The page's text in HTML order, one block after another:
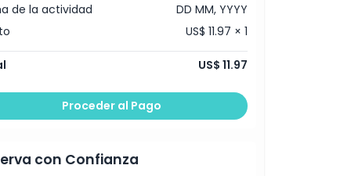
de la actividad
DD MM, YYYY
US$ 11.97 × 1
US$ 11.97
Proceder al Pago
con Confianza